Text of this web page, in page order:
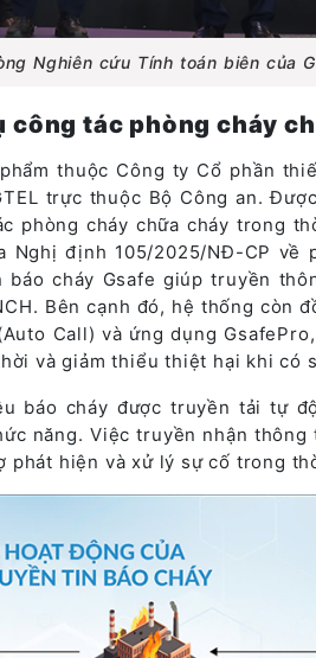
Nghiên cứu Tính toán biên của
công tác phòng cháy
thuộc Công ty Cổ phần
trực thuộc Bộ Công an.
phòng cháy chữa cháy trong
định 105/2025/NĐ-CP về
cháy Gsafe giúp truyền
Bên cạnh đó, hệ thống còn
Call) và ứng dụng
và giảm thiểu thiệt hại khi có
báo cháy được truyền tải tự
năng. Việc truyền nhận
phát hiện và xử lý sự cố trong